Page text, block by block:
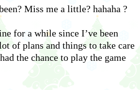
Miss me a little? hahaha ?
for a while since I’ve been
of plans and things to take care
the chance to play the game